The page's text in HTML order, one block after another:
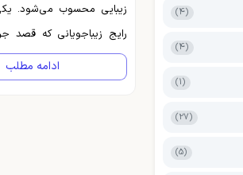
زیبایی محسوب می‌شود.
رایج زیباجویانی که قصد
این است که آیا تغییر
صدای آن‌ها را نیز تغییر
ادامه مطلب
(4)
(4)
(1)
(27)
(5)